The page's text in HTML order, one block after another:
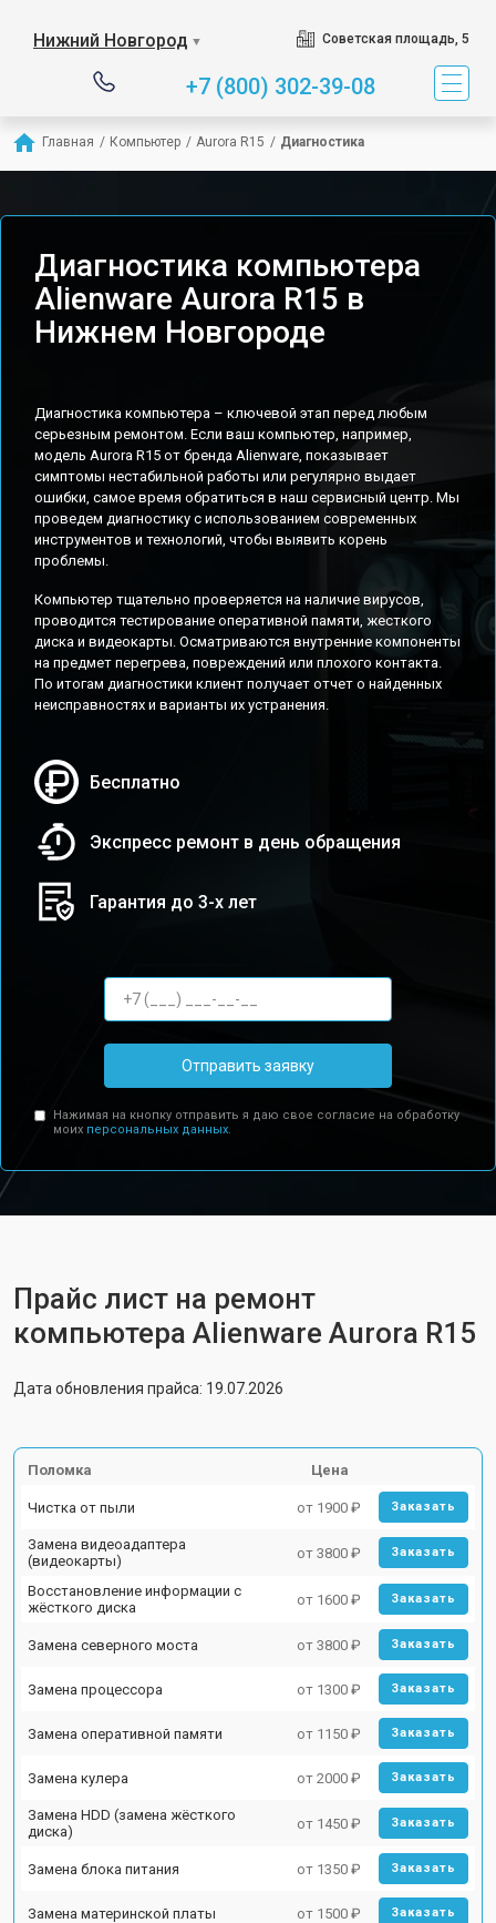
Нижний Новгород ▼ Советская площадь, 5
+7 (800) 302-39-08
Главная / Компьютер / Aurora R15 / Диагностика
Диагностика компьютера
Alienware Aurora R15 в
Нижнем Новгороде
Диагностика компьютера – ключевой этап перед любым
серьезным ремонтом. Если ваш компьютер, например,
модель Aurora R15 от бренда Alienware, показывает
симптомы нестабильной работы или регулярно выдает
ошибки, самое время обратиться в наш сервисный центр. Мы
проведем диагностику с использованием современных
инструментов и технологий, чтобы выявить корень
проблемы.
Компьютер тщательно проверяется на наличие вирусов,
проводится тестирование оперативной памяти, жесткого
диска и видеокарты. Осматриваются внутренние компоненты
на предмет перегрева, повреждений или плохого контакта.
По итогам диагностики клиент получает отчет о найденных
неисправностях и варианты их устранения.
Бесплатно
Экспресс ремонт в день обращения
Гарантия до 3-х лет
Отправить заявку
Нажимая на кнопку отправить я даю свое согласие на обработку
моих персональных данных.
Прайс лист на ремонт
компьютера Alienware Aurora R15
Дата обновления прайса: 19.07.2026
Поломка Цена
Чистка от пыли от 1900 ₽ Заказать
Замена видеоадаптера
(видеокарты)
от 3800 ₽ Заказать
Восстановление информации с
жёсткого диска
от 1600 ₽ Заказать
Замена северного моста от 3800 ₽ Заказать
Замена процессора от 1300 ₽ Заказать
Замена оперативной памяти от 1150 ₽ Заказать
Замена кулера от 2000 ₽ Заказать
Замена HDD (замена жёсткого
диска)
от 1450 ₽ Заказать
Замена блока питания от 1350 ₽ Заказать
Замена материнской платы от 1500 ₽ Заказать